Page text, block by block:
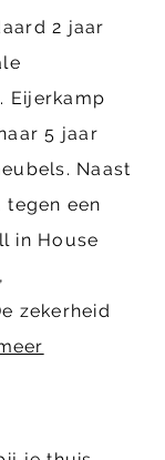
2 jaar
Eijerkamp
5 jaar
Naast
tegen een
in House
zekerheid